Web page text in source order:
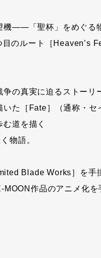
機――「聖杯」をめぐる
のルート［Heaven’s
の真実に迫るストーリ
た［Fate］（通称・セ
道を描く
物語。
Blade Works］を手
作品のアニメ化を